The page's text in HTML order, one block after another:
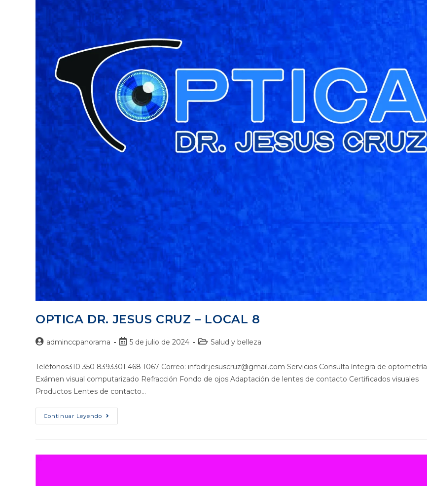
OPTICA DR. JESUS CRUZ – LOCAL 8
adminccpanorama 5 de julio de 2024 Salud y belleza
Teléfonos310 350 8393301 468 1067 Correo: infodr.jesuscruz@gmail.com Servicios Consulta íntegra de optometría
Exámen visual computarizado Refracción Fondo de ojos Adaptación de lentes de contacto Certificados visuales
Productos Lentes de contacto…
Continuar Leyendo